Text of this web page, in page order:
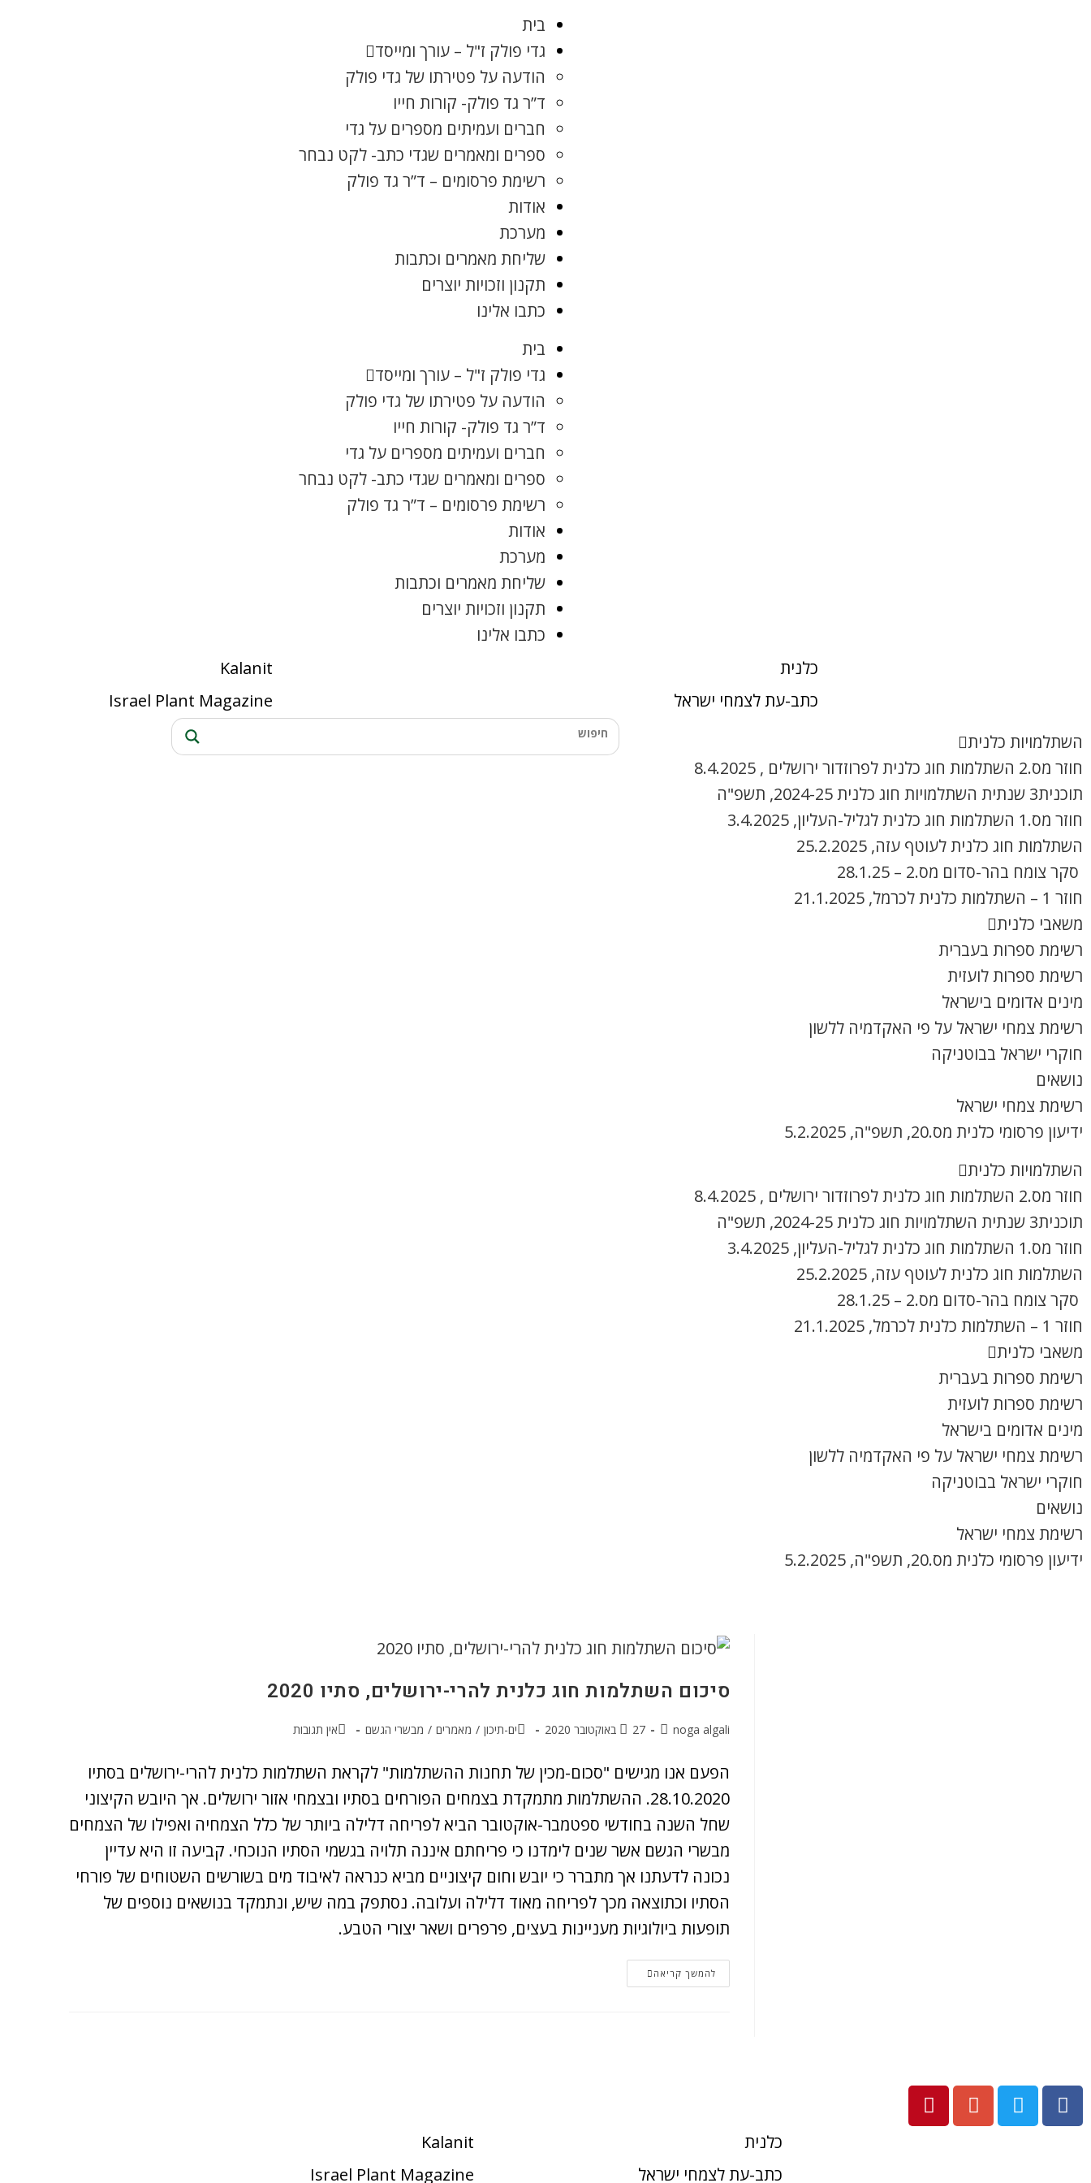
בית
גדי פולק ז"ל – עורך ומייסד
הודעה על פטירתו של גדי פולק
ד”ר גד פולק- קורות חייו
חברים ועמיתים מספרים על גדי
ספרים ומאמרים שגדי כתב- לקט נבחר
רשימת פרסומים – ד”ר גד פולק
אודות
מערכת
שליחת מאמרים וכתבות
תקנון וזכויות יוצרים
כתבו אלינו
בית
גדי פולק ז"ל – עורך ומייסד
הודעה על פטירתו של גדי פולק
ד”ר גד פולק- קורות חייו
חברים ועמיתים מספרים על גדי
ספרים ומאמרים שגדי כתב- לקט נבחר
רשימת פרסומים – ד”ר גד פולק
אודות
מערכת
שליחת מאמרים וכתבות
תקנון וזכויות יוצרים
כתבו אלינו
כלנית
כתב-עת לצמחי ישראל
Kalanit
Israel Plant Magazine
השתלמויות כלנית
חוזר מס.2 השתלמות חוג כלנית לפרוזדור ירושלים , 8.4.2025
תוכנית3 שנתית השתלמויות חוג כלנית 2024-25, תשפ"ה
חוזר מס.1 השתלמות חוג כלנית לגליל-העליון, 3.4.2025
השתלמות חוג כלנית לעוטף עזה, 25.2.2025
סקר צומח בהר-סדום מס.2 – 28.1.25
חוזר 1 – השתלמות כלנית לכרמל, 21.1.2025
משאבי כלנית
רשימת ספרות בעברית
רשימת ספרות לועזית
מינים אדומים בישראל
רשימת צמחי ישראל על פי האקדמיה ללשון
חוקרי ישראל בבוטניקה
נושאים
רשימת צמחי ישראל
ידיעון פרסומי כלנית מס.20, תשפ"ה, 5.2.2025
השתלמויות כלנית
חוזר מס.2 השתלמות חוג כלנית לפרוזדור ירושלים , 8.4.2025
תוכנית3 שנתית השתלמויות חוג כלנית 2024-25, תשפ"ה
חוזר מס.1 השתלמות חוג כלנית לגליל-העליון, 3.4.2025
השתלמות חוג כלנית לעוטף עזה, 25.2.2025
סקר צומח בהר-סדום מס.2 – 28.1.25
חוזר 1 – השתלמות כלנית לכרמל, 21.1.2025
משאבי כלנית
רשימת ספרות בעברית
רשימת ספרות לועזית
מינים אדומים בישראל
רשימת צמחי ישראל על פי האקדמיה ללשון
חוקרי ישראל בבוטניקה
נושאים
רשימת צמחי ישראל
ידיעון פרסומי כלנית מס.20, תשפ"ה, 5.2.2025
סיכום השתלמות חוג כלנית להרי-ירושלים, סתיו 2020
noga algali 27 באוקטובר 2020 ים-תיכון / מאמרים / מבשרי הגשם אין תגובות
הפעם אנו מגישים "סכום-מכין של תחנות ההשתלמות" לקראת השתלמות כלנית להרי-ירושלים בסתיו
28.10.2020. ההשתלמות מתמקדת בצמחים הפורחים בסתיו ובצמחי אזור ירושלים. אך היובש הקיצוני
שחל השנה בחודשי ספטמבר-אוקטובר הביא לפריחה דלילה ביותר של כלל הצמחיה ואפילו של הצמחים
מבשרי הגשם אשר שנים לימדנו כי פריחתם איננה תלויה בגשמי הסתיו הנוכחי. קביעה זו היא עדיין
נכונה לדעתנו אך מתברר כי יובש וחום קיצוניים מביא כנראה לאיבוד מים בשורשים השטוחים של פורחי
הסתיו וכתוצאה מכך לפריחה מאוד דלילה ועלובה. נסתפק במה שיש, ונתמקד בנושאים נוספים של
תופעות ביולוגיות מעניינות בעצים, פרפרים ושאר יצורי הטבע.
להמשך קריאה
כלנית
כתב-עת לצמחי ישראל
Kalanit
Israel Plant Magazine